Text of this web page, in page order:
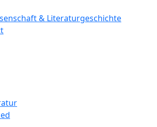
& Literaturgeschichte